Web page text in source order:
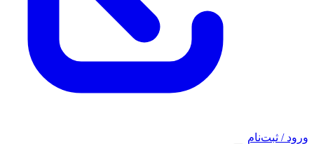
ورود / ثبت‌نام